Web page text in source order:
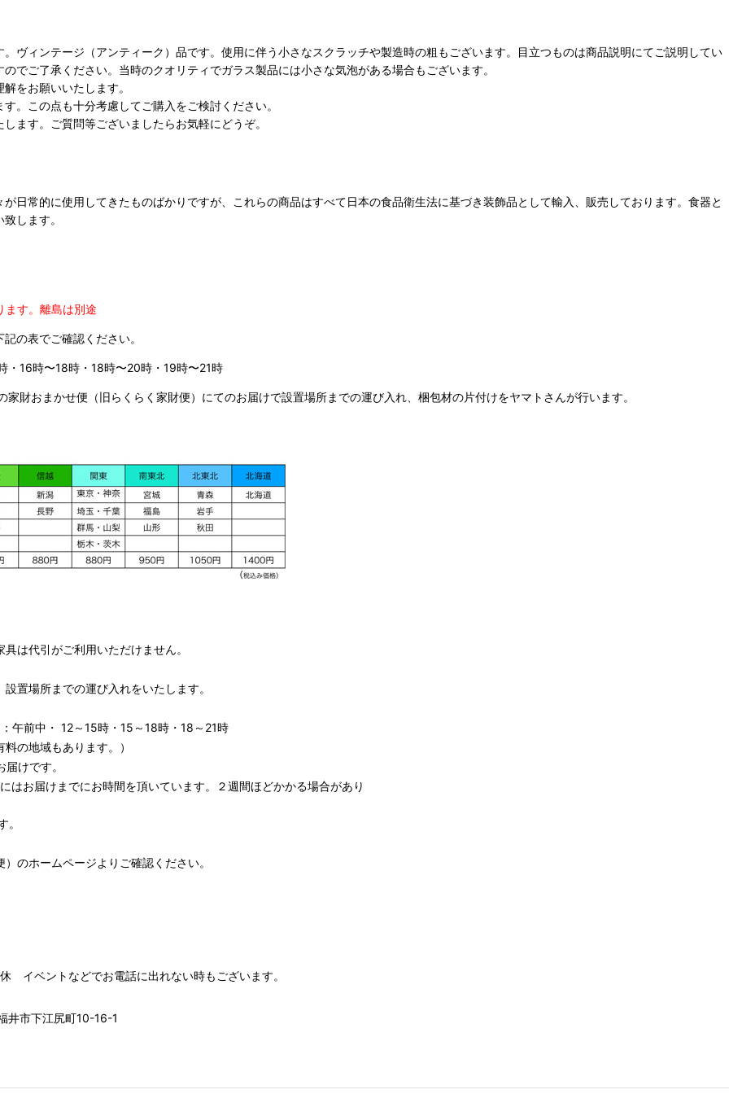
ヴィンテージ（アンティーク）品です。使用に伴う小さなスクラッチや製造時の粗もございます。目立つものは商品説明にてご説明してい
でご了承ください。当時のクオリティでガラス製品には小さな気泡がある場合もございます。
をお願いいたします。
。この点も十分考慮してご購入をご検討ください。
ます。ご質問等ございましたらお気軽にどうぞ。
日常的に使用してきたものばかりですが、これらの商品はすべて日本の食品衛生法に基づき装飾品として輸入、販売しております。食器と
します。
す。 離島は別途
の表でご確認ください。
・16時〜18時・18時〜20時・19時〜21時
財おまかせ便（旧らくらく家財便）にてのお届けで設置場所までの運び入れ、梱包材の片付けをヤマトさんが行います。
は代引がご利用いただけません。
置場所までの運び入れをいたします。
午前中・ 12～15時・15～18時・18～21時
の地域もあります。）
けです。
お届けまでにお時間を頂いています。２週間ほどかかる場合があり
のホームページよりご確認ください。
イベントなどでお電話に出れない時もございます。
井市下江尻町10-16-1